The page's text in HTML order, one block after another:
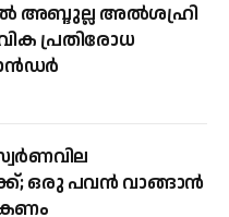
അബ്ദുല്ല അല്‍ശഹ്രി
പ്രതിരോധ
ഒരു പവന്‍ വാങ്ങാന്‍